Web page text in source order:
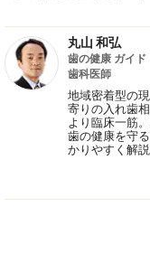
丸山 和弘
歯の健康 ガイド
歯科医師
地域密着型の
寄りの入れ歯
より臨床一筋
歯の健康を守
かりやすく解説